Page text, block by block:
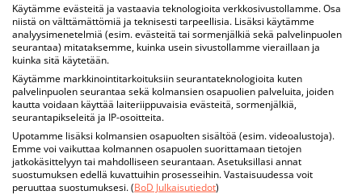
Käytämme evästeitä ja vastaavia teknologioita verkkosivustollamme. Osa
niistä on välttämättömiä ja teknisesti tarpeellisia. Lisäksi käytämme
analyysimenetelmiä (esim. evästeitä tai sormenjälkiä sekä palvelinpuolen
seurantaa) mitataksemme, kuinka usein sivustollamme vieraillaan ja
kuinka sitä käytetään.
Käytämme markkinointitarkoituksiin seurantateknologioita kuten
palvelinpuolen seurantaa sekä kolmansien osapuolien palveluita, joiden
kautta voidaan käyttää laiteriippuvaisia evästeitä, sormenjälkiä,
seurantapikseleitä ja IP-osoitteita.
Upotamme lisäksi kolmansien osapuolten sisältöä (esim. videoalustoja).
Emme voi vaikuttaa kolmannen osapuolen suorittamaan tietojen
jatkokäsittelyyn tai mahdolliseen seurantaan. Asetuksillasi annat
suostumuksen edellä kuvattuihin prosesseihin. Vastaisuudessa voit
peruuttaa suostumuksesi. (BoD Julkaisutiedot)